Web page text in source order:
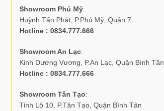
Showroom Phú Mỹ:
Huỳnh Tấn Phát, P.Phú Mỹ, Quận 7
Hotline : 0834.777.666
Showroom An Lạc:
Kinh Dương Vương, P.An Lạc, Quận Bình Tân
Hotline : 0834.777.666
Showroom Tân Tạo:
Tỉnh Lộ 10, P.Tân Tạo, Quận Bình Tân